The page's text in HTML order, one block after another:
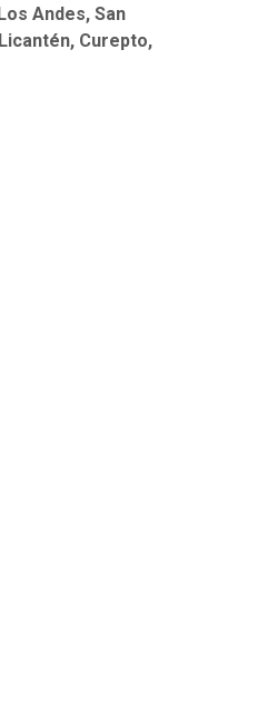
Andes, San
Curepto,